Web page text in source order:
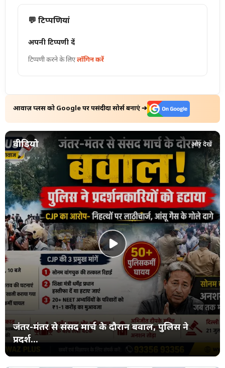
💬 टिप्पणियां
अपनी टिप्पणी दें
टिप्पणी करने के लिएलॉगिन करें
आवाज़ प्लस को Google पर पसंदीदा सोर्स बनाएं ➔
वीडियो और देखें
जंतर-मंतर से संसद मार्च के दौरान बवाल, पुलिस ने
प्रदर्श...